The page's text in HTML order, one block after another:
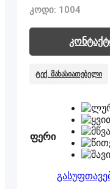
კოდი: 1004
ტექ. მახასიათებელი
ფერი